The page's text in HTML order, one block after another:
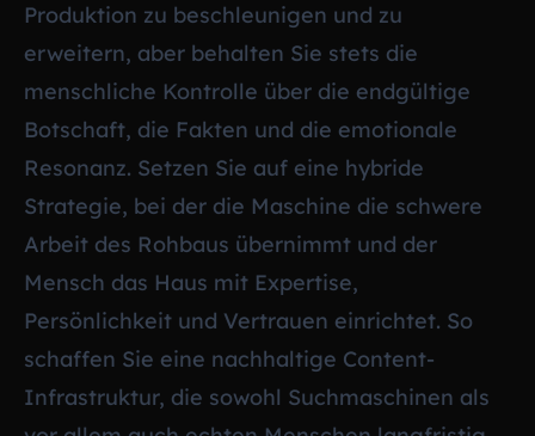
Produktion zu beschleunigen und zu
erweitern, aber behalten Sie stets die
menschliche Kontrolle über die endgültige
Botschaft, die Fakten und die emotionale
Resonanz. Setzen Sie auf eine hybride
Strategie, bei der die Maschine die schwere
Arbeit des Rohbaus übernimmt und der
Mensch das Haus mit Expertise,
Persönlichkeit und Vertrauen einrichtet. So
schaffen Sie eine nachhaltige Content-
Infrastruktur, die sowohl Suchmaschinen als